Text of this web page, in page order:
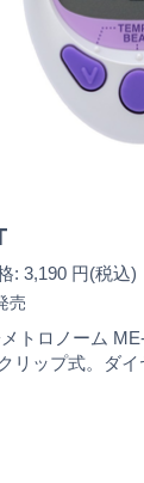
: 3,190 円(税込)
売
トロノーム
リップ式。ダ